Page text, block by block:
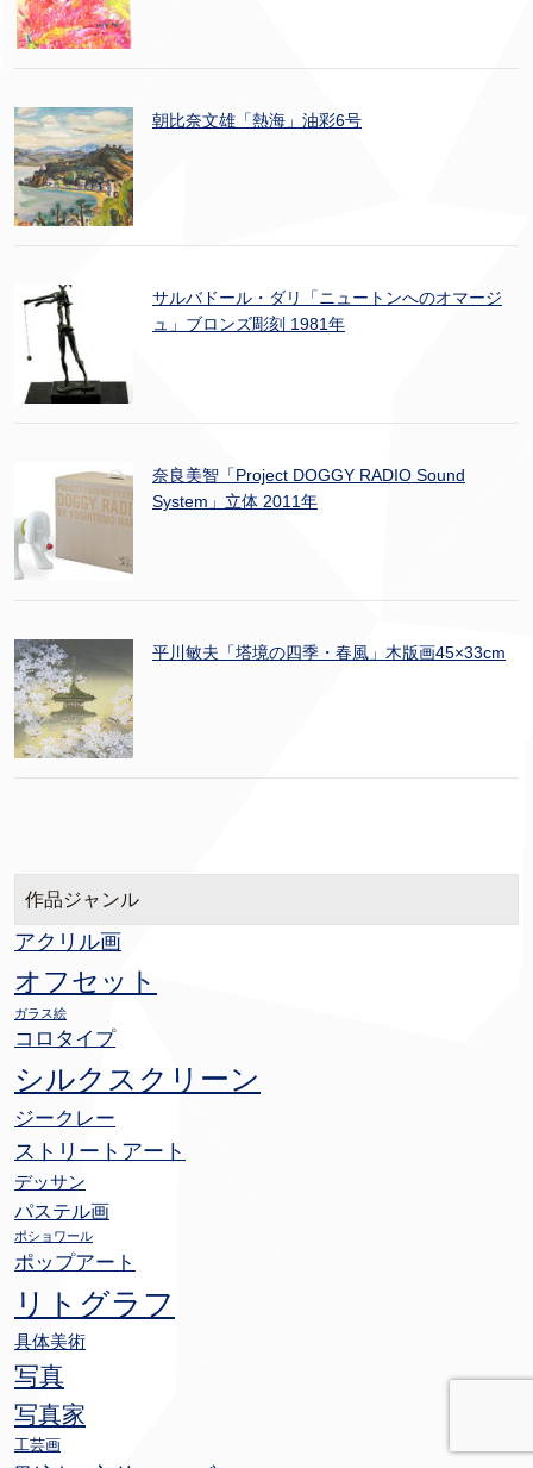
朝比奈文雄「熱海」油彩6号
サルバドール・ダリ「ニュートンへのオマージ
ュ」ブロンズ彫刻 1981年
奈良美智「Project DOGGY RADIO Sound
System」立体 2011年
平川敏夫「塔境の四季・春風」木版画45×33cm
作品ジャンル
アクリル画
オフセット
ガラス絵
コロタイプ
シルクスクリーン
ジークレー
ストリートアート
デッサン
パステル画
ポショワール
ポップアート
リトグラフ
具体美術
写真
写真家
工芸画